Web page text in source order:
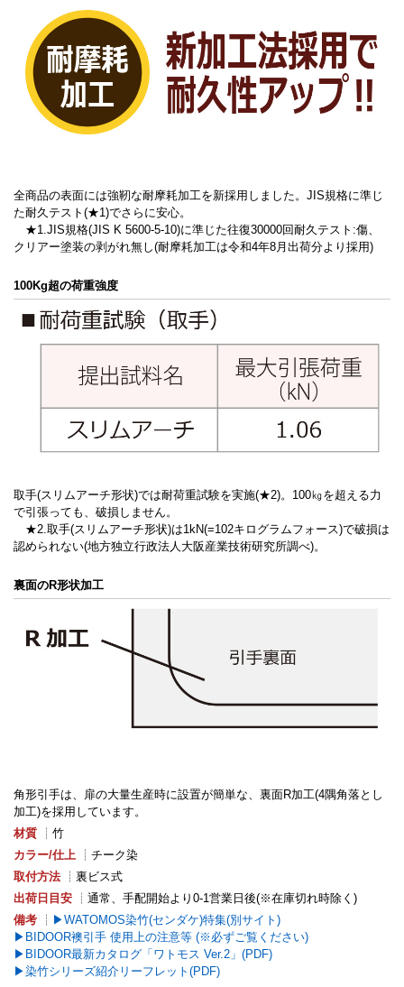
全商品の表面には強靭な耐摩耗加工を新採用しました。JIS規格に準じ
た耐久テスト(★1)でさらに安心。
★1.JIS規格(JIS K 5600-5-10)に準じた往復30000回耐久テスト:傷、
クリアー塗装の剥がれ無し(耐摩耗加工は令和4年8月出荷分より採用)
100Kg超の荷重強度
取手(スリムアーチ形状)では耐荷重試験を実施(★2)。100㎏を超える力
で引張っても、破損しません。
★2.取手(スリムアーチ形状)は1kN(=102キログラムフォース)で破損は
認められない(地方独立行政法人大阪産業技術研究所調べ)。
裏面のR形状加工
角形引手は、扉の大量生産時に設置が簡単な、裏面R加工(4隅角落とし
加工)を採用しています。
材質
┊竹
カラー/仕上
┊チーク染
取付方法
┊裏ビス式
出荷日目安
┊通常、手配開始より0-1営業日後(※在庫切れ時除く)
備考
┊
WATOMOS染竹(センダケ)特集(別サイト)
BIDOOR襖引手 使用上の注意等 (※必ずご覧ください)
BIDOOR最新カタログ「ワトモス Ver.2」(PDF)
染竹シリーズ紹介リーフレット(PDF)